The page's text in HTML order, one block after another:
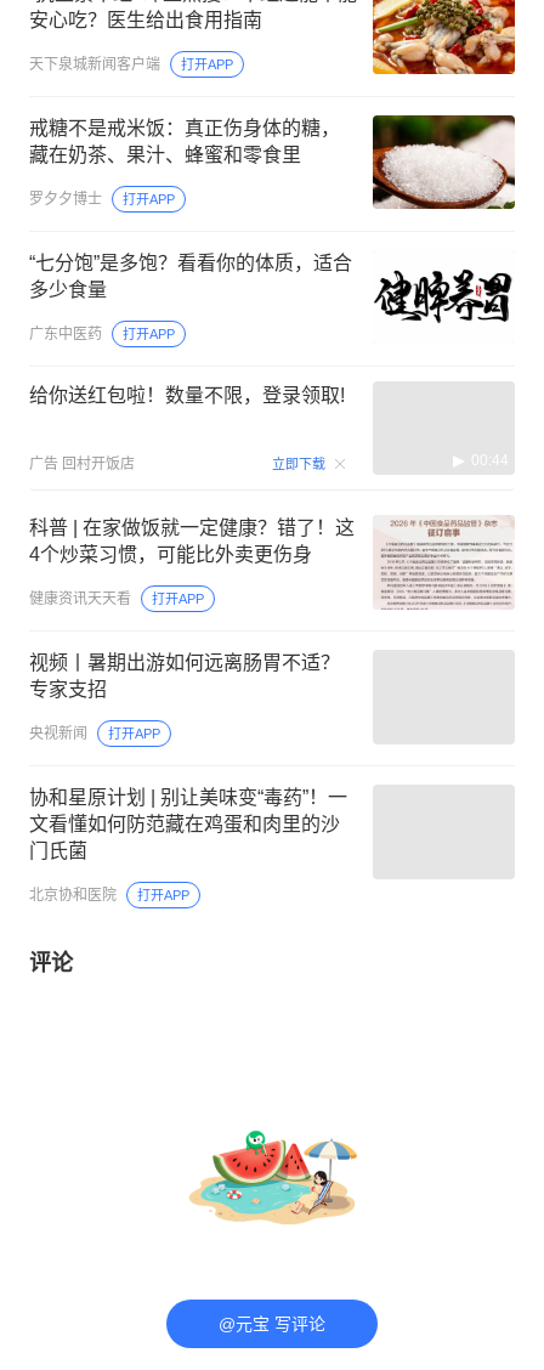
安心吃？医生给出食用指南
天下泉城新闻客户端 打开APP
戒糖不是戒米饭：真正伤身体的糖，
藏在奶茶、果汁、蜂蜜和零食里
罗夕夕博士 打开APP
“七分饱”是多饱？看看你的体质，适合
多少食量
广东中医药 打开APP
给你送红包啦！数量不限，登录领取!
广告 回村开饭店 立即下载 00:44
科普 | 在家做饭就一定健康？错了！这
4个炒菜习惯，可能比外卖更伤身
健康资讯天天看 打开APP
视频丨暑期出游如何远离肠胃不适？
专家支招
央视新闻 打开APP
协和星原计划 | 别让美味变“毒药”！一
文看懂如何防范藏在鸡蛋和肉里的沙
门氏菌
北京协和医院 打开APP
评论
@元宝 写评论